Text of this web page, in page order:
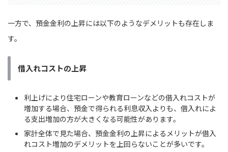
一方で、預金金利の上昇には以下のようなデメリットも存在しま
す。
借入れコストの上昇
利上げにより住宅ローンや教育ローンなどの借入れコストが
増加する場合、預金で得られる利息収入よりも、借入れによ
る支出増加の方が大きくなる可能性があります。
家計全体で見た場合、預金金利の上昇によるメリットが借入
れコスト増加のデメリットを上回らないことが多いです。